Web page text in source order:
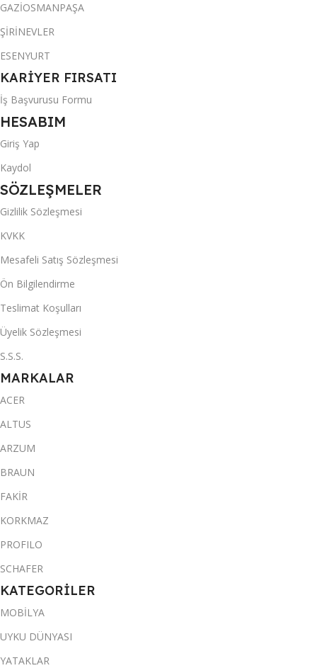
GAZİOSMANPAŞA
ŞİRİNEVLER
ESENYURT
KARİYER FIRSATI
İş Başvurusu Formu
HESABIM
Giriş Yap
Kaydol
SÖZLEŞMELER
Gizlilik Sözleşmesi
KVKK
Mesafeli Satış Sözleşmesi
Ön Bilgilendirme
Teslimat Koşulları
Üyelik Sözleşmesi
S.S.S.
MARKALAR
ACER
ALTUS
ARZUM
BRAUN
FAKİR
KORKMAZ
PROFILO
SCHAFER
KATEGORİLER
MOBİLYA
UYKU DÜNYASI
YATAKLAR